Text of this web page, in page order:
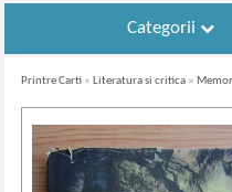
Categorii
Printre Carti » Literatura si critica »